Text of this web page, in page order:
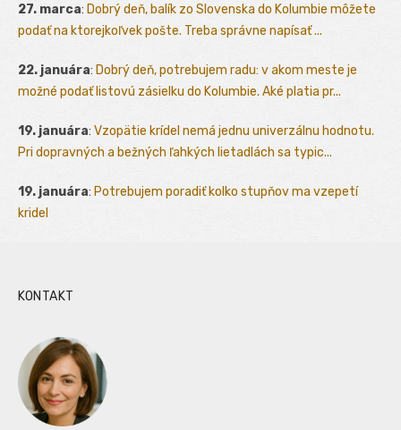
27. marca: Dobrý deň, balík zo Slovenska do Kolumbie môžete
podať na ktorejkoľvek pošte. Treba správne napísať ...
22. januára: Dobrý deň, potrebujem radu: v akom meste je
možné podať listovú zásielku do Kolumbie. Aké platia pr...
19. januára: Vzopätie krídel nemá jednu univerzálnu hodnotu.
Pri dopravných a bežných ľahkých lietadlách sa typic...
19. januára: Potrebujem poradiť kolko stupňov ma vzepetí
kridel
KONTAKT